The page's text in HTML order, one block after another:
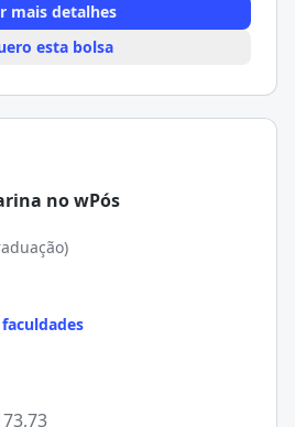
mais detalhes
esta bolsa
no wPós